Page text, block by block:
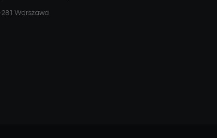
281 Warszawa